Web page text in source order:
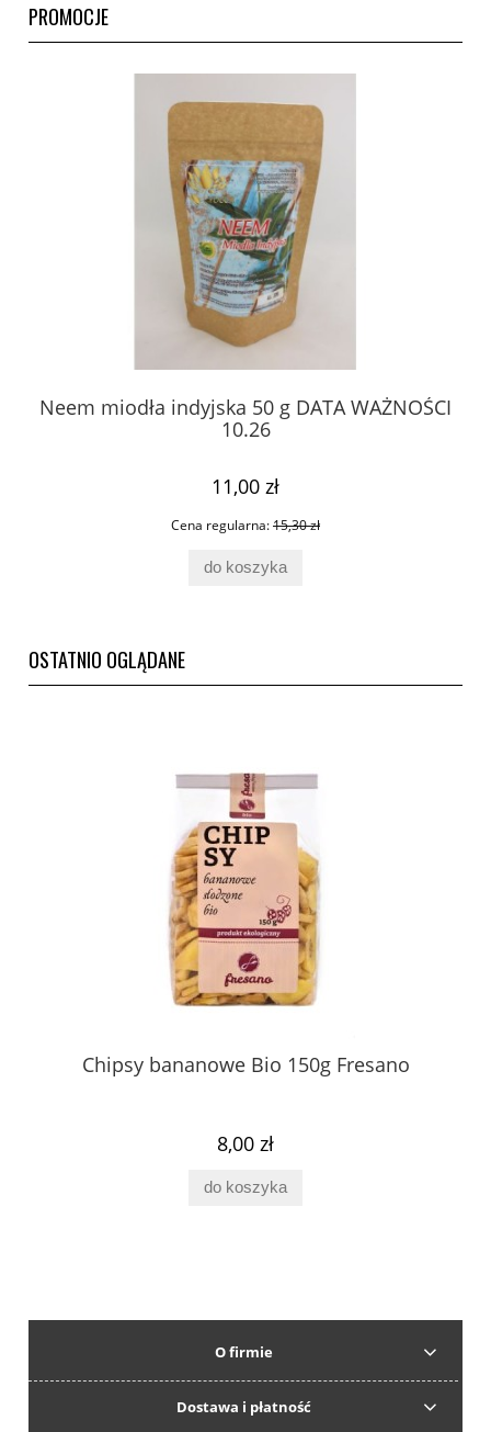
PROMOCJE
Neem miodła indyjska 50 g DATA WAŻNOŚCI
10.26
11,00 zł
Cena regularna:15,30 zł
do koszyka
OSTATNIO OGLĄDANE
Chipsy bananowe Bio 150g Fresano
8,00 zł
do koszyka
O firmie
Dostawa i płatność